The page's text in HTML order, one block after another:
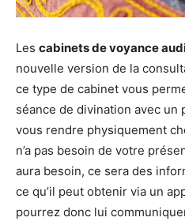
Les cabinets de voyance
nouvelle version de la
ce type de cabinet vous
séance de divination avec un
vous rendre physiquement
n’a pas besoin de votre
aura besoin, ce sera des
ce qu’il peut obtenir via un
pourrez donc lui